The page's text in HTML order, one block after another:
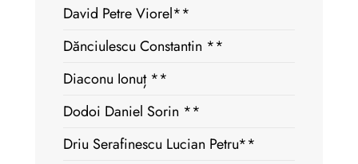
David Petre Viorel**
Dănciulescu Constantin **
Diaconu Ionuț **
Dodoi Daniel Sorin **
Driu Serafinescu Lucian Petru**